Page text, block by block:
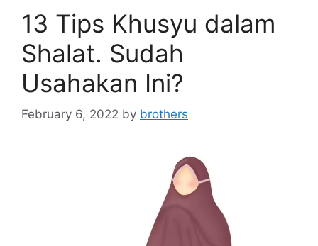
13 Tips Khusyu dalam
Shalat. Sudah
Usahakan Ini?
February 6, 2022 by brothers